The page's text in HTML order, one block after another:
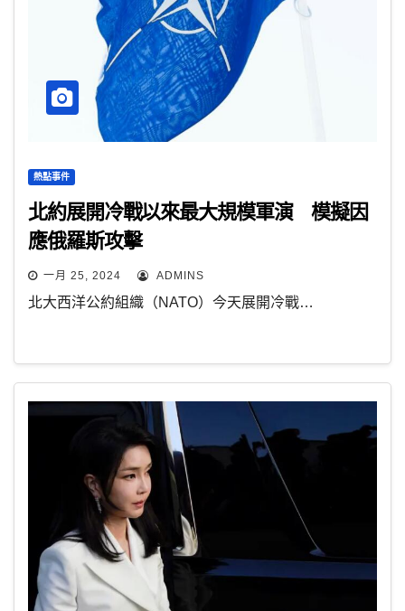
熱點事件
北約展開冷戰以來最大規模軍演 模擬因
應俄羅斯攻擊
一月 25, 2024 ADMINS
北大西洋公約組織（NATO）今天展開冷戰…